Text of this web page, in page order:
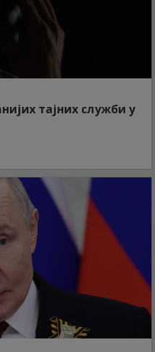
тајних служби у